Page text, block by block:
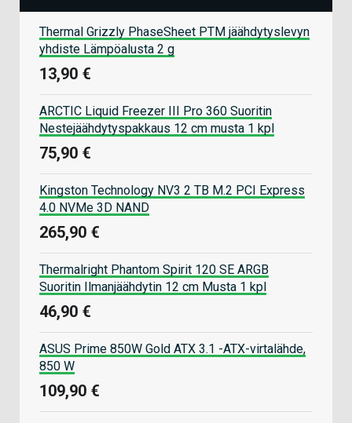
Thermal Grizzly PhaseSheet PTM jäähdytyslevyn
yhdiste Lämpöalusta 2 g
13,90 €
ARCTIC Liquid Freezer III Pro 360 Suoritin
Nestejäähdytyspakkaus 12 cm musta 1 kpl
75,90 €
Kingston Technology NV3 2 TB M.2 PCI Express
4.0 NVMe 3D NAND
265,90 €
Thermalright Phantom Spirit 120 SE ARGB
Suoritin Ilmanjäähdytin 12 cm Musta 1 kpl
46,90 €
ASUS Prime 850W Gold ATX 3.1 -ATX-virtalähde,
850 W
109,90 €